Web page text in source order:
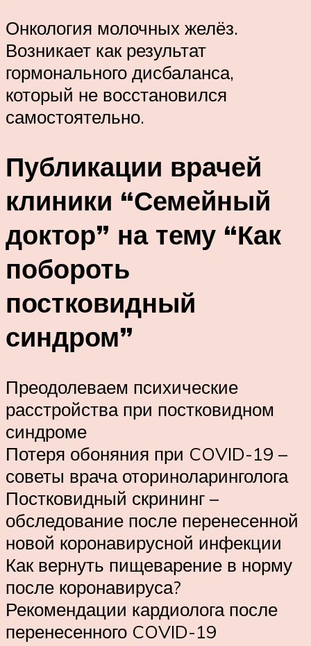
Онкология молочных желёз.
Возникает как результат
гормонального дисбаланса,
который не восстановился
самостоятельно.
Публикации врачей
клиники “Семейный
доктор” на тему “Как
побороть
постковидный
синдром”
Преодолеваем психические
расстройства при постковидном
синдроме
Потеря обоняния при COVID-19 –
советы врача оториноларинголога
Постковидный скрининг –
обследование после перенесенной
новой коронавирусной инфекции
Как вернуть пищеварение в норму
после коронавируса?
Рекомендации кардиолога после
перенесенного COVID-19